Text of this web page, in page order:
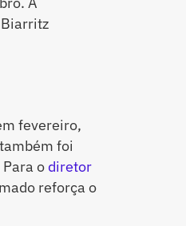
fevereiro,
foi
o diretor
reforça o